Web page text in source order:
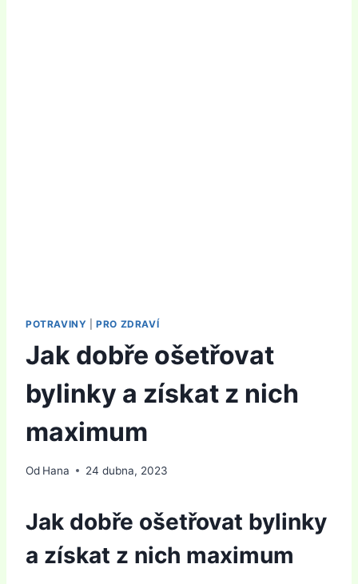
POTRAVINY |PRO ZDRAVÍ
Jak dobře ošetřovat
bylinky a získat z nich
maximum
Od Hana 24 dubna, 2023
Jak dobře ošetřovat bylinky
a získat z nich maximum